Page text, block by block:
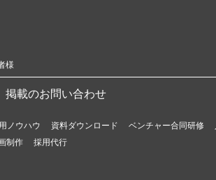
様
掲載のお問い合わせ
ノウハウ 資料ダウンロード ベンチャー合同研修
制作
採用代行